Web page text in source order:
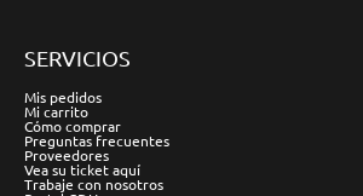
SERVICIOS
Mis pedidos
Mi carrito
Cómo comprar
Preguntas frecuentes
Proveedores
Vea su ticket aquí
Trabaje con nosotros